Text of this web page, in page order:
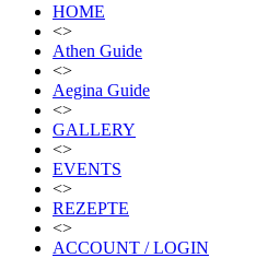
HOME
<>
Athen Guide
<>
Aegina Guide
<>
GALLERY
<>
EVENTS
<>
REZEPTE
<>
ACCOUNT / LOGIN